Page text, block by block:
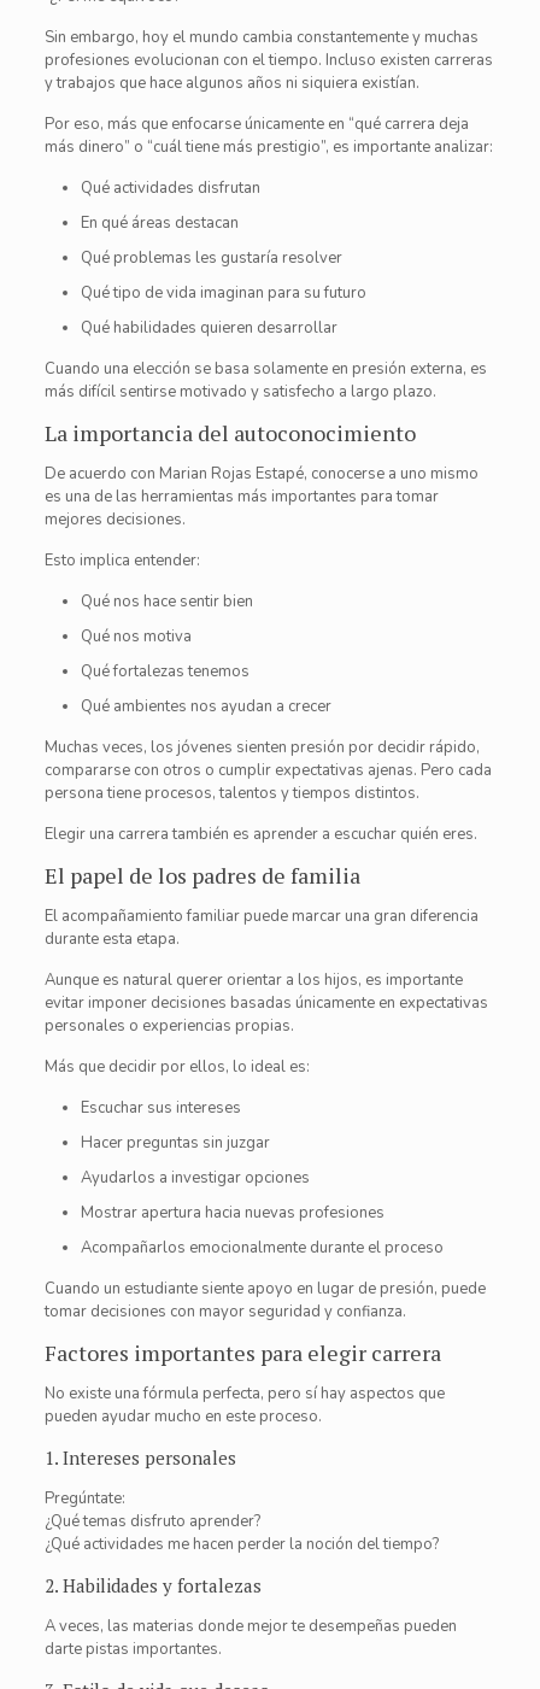
Sin embargo, hoy el mundo cambia constantemente y muchas
profesiones evolucionan con el tiempo. Incluso existen carreras
y trabajos que hace algunos años ni siquiera existían.
Por eso, más que enfocarse únicamente en “qué carrera deja
más dinero” o “cuál tiene más prestigio”, es importante analizar:
Qué actividades disfrutan
En qué áreas destacan
Qué problemas les gustaría resolver
Qué tipo de vida imaginan para su futuro
Qué habilidades quieren desarrollar
Cuando una elección se basa solamente en presión externa, es
más difícil sentirse motivado y satisfecho a largo plazo.
La importancia del autoconocimiento
De acuerdo con Marian Rojas Estapé, conocerse a uno mismo
es una de las herramientas más importantes para tomar
mejores decisiones.
Esto implica entender:
Qué nos hace sentir bien
Qué nos motiva
Qué fortalezas tenemos
Qué ambientes nos ayudan a crecer
Muchas veces, los jóvenes sienten presión por decidir rápido,
compararse con otros o cumplir expectativas ajenas. Pero cada
persona tiene procesos, talentos y tiempos distintos.
Elegir una carrera también es aprender a escuchar quién eres.
El papel de los padres de familia
El acompañamiento familiar puede marcar una gran diferencia
durante esta etapa.
Aunque es natural querer orientar a los hijos, es importante
evitar imponer decisiones basadas únicamente en expectativas
personales o experiencias propias.
Más que decidir por ellos, lo ideal es:
Escuchar sus intereses
Hacer preguntas sin juzgar
Ayudarlos a investigar opciones
Mostrar apertura hacia nuevas profesiones
Acompañarlos emocionalmente durante el proceso
Cuando un estudiante siente apoyo en lugar de presión, puede
tomar decisiones con mayor seguridad y confianza.
Factores importantes para elegir carrera
No existe una fórmula perfecta, pero sí hay aspectos que
pueden ayudar mucho en este proceso.
1. Intereses personales
Pregúntate:
¿Qué temas disfruto aprender?
¿Qué actividades me hacen perder la noción del tiempo?
2. Habilidades y fortalezas
A veces, las materias donde mejor te desempeñas pueden
darte pistas importantes.